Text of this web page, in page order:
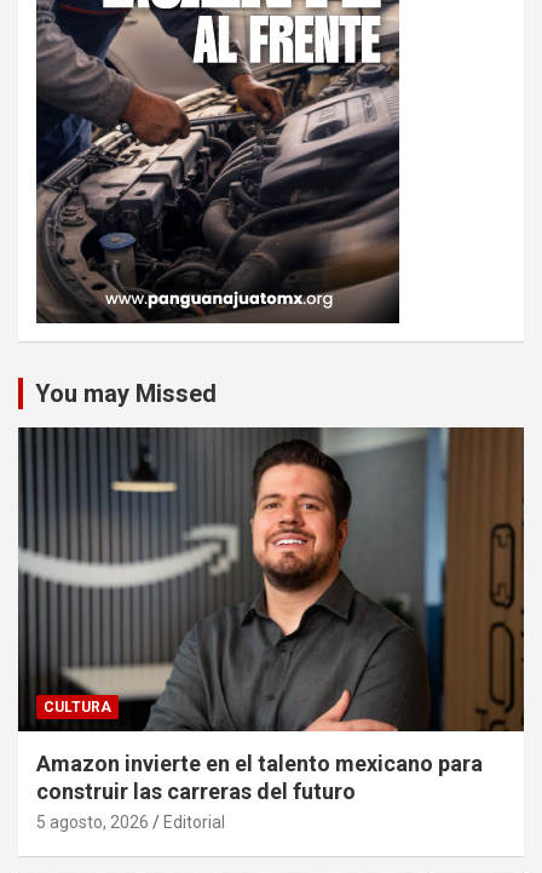
You may Missed
CULTURA
Amazon invierte en el talento mexicano para
construir las carreras del futuro
5 agosto, 2026 Editorial